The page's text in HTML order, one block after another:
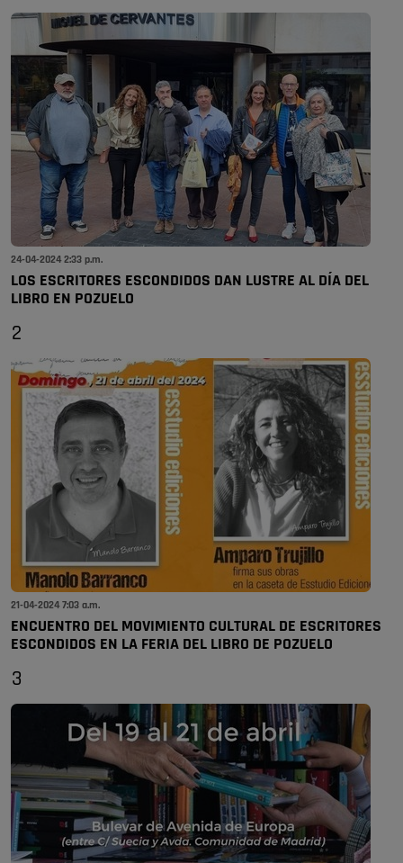
24-04-2024 2:33 p.m.
LOS ESCRITORES ESCONDIDOS DAN LUSTRE AL DÍA DEL
LIBRO EN POZUELO
2
21-04-2024 7:03 a.m.
ENCUENTRO DEL MOVIMIENTO CULTURAL DE ESCRITORES
ESCONDIDOS EN LA FERIA DEL LIBRO DE POZUELO
3